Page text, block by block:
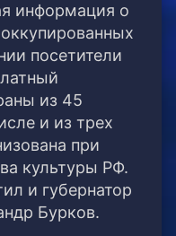
информация о
посетители
из 45
и из трех
при
культуры РФ.
и губернатор
Бурков.